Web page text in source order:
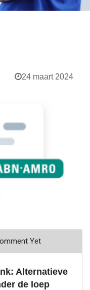
24 maart 2024
Yet
Alternatieve
de loep